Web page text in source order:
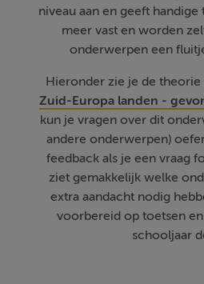
niveau aan en geeft
meer vast en worden
onderwerpen een
Hieronder zie je de
Zuid-Europa landen -
kun je vragen over dit
andere onderwerpen)
feedback als je een vraag
ziet gemakkelijk welke
extra aandacht nodig
voorbereid op toetsen
schooljaar